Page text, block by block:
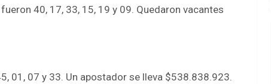
40, 17, 33, 15, 19 y 09. Quedaron vacantes
01, 07 y 33. Un apostador se lleva $538.838.923.